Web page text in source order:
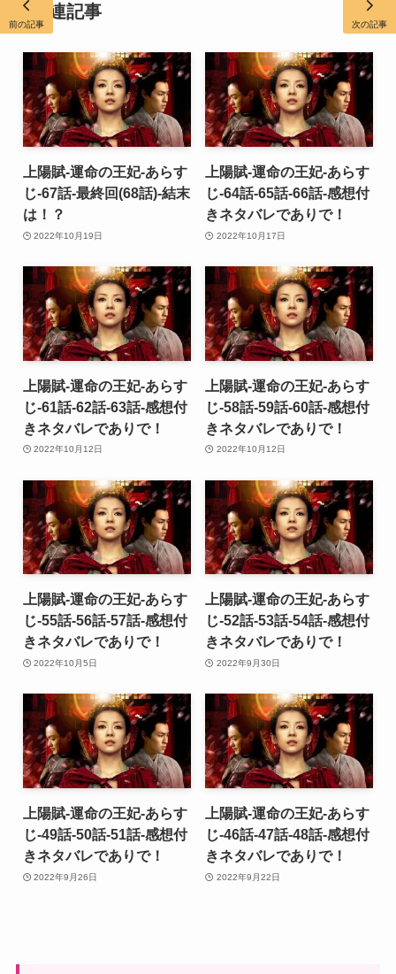
関連記事
上陽賦-運命の王妃-あらす
じ-67話-最終回(68話)-結末
は！？
2022年10月19日
上陽賦-運命の王妃-あらす
じ-64話-65話-66話-感想付
きネタバレでありで！
2022年10月17日
上陽賦-運命の王妃-あらす
じ-61話-62話-63話-感想付
きネタバレでありで！
2022年10月12日
上陽賦-運命の王妃-あらす
じ-58話-59話-60話-感想付
きネタバレでありで！
2022年10月12日
上陽賦-運命の王妃-あらす
じ-55話-56話-57話-感想付
きネタバレでありで！
2022年10月5日
上陽賦-運命の王妃-あらす
じ-52話-53話-54話-感想付
きネタバレでありで！
2022年9月30日
上陽賦-運命の王妃-あらす
じ-49話-50話-51話-感想付
きネタバレでありで！
2022年9月26日
上陽賦-運命の王妃-あらす
じ-46話-47話-48話-感想付
きネタバレでありで！
2022年9月22日
前の記事 次の記事